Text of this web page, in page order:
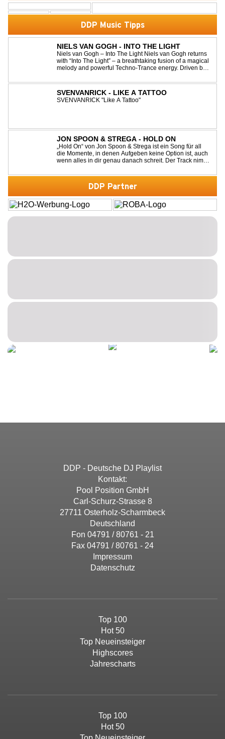
DDP Music Tipps
NIELS VAN GOGH - INTO THE LIGHT
Niels van Gogh – Into The Light Niels van Gogh returns
with “Into The Light” – a breathtaking fusion of a magical
melody and powerful Techno-Trance energy. Driven by
time groove, this track delivers pure goosebumps from
start to finish. Kn...
SVENVANRICK - LIKE A TATTOO
SVENVANRICK "Like A Tattoo"
JON SPOON & STREGA - HOLD ON
„Hold On“ von Jon Spoon & Strega ist ein Song für all
die Momente, in denen Aufgeben keine Option ist, auch
wenn alles in dir genau danach schreit. Der Track nimmt
loszulassen, und verwandelt es in pure Energie, die
dich daran erinnert, noch einmal f...
DDP Partner
DDP - Deutsche DJ Playlist
Kontakt:
Pool Position GmbH
Carl-Schurz-Strasse 8
27711 Osterholz-Scharmbeck
Deutschland
Fon 04791 / 80761 - 21
Fax 04791 / 80761 - 24
Impressum
Datenschutz
Top 100
Hot 50
Top Neueinsteiger
Highscores
Jahrescharts
Top 100
Hot 50